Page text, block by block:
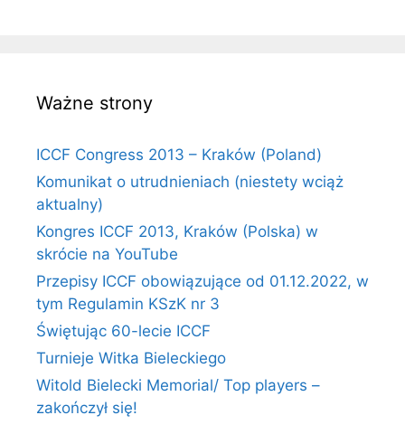
Ważne strony
ICCF Congress 2013 – Kraków (Poland)
Komunikat o utrudnieniach (niestety wciąż
aktualny)
Kongres ICCF 2013, Kraków (Polska) w
skrócie na YouTube
Przepisy ICCF obowiązujące od 01.12.2022, w
tym Regulamin KSzK nr 3
Świętując 60-lecie ICCF
Turnieje Witka Bieleckiego
Witold Bielecki Memorial/ Top players –
zakończył się!